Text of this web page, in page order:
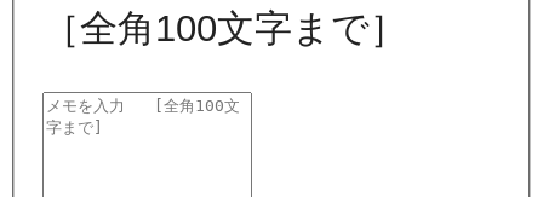
［全角100文字まで］